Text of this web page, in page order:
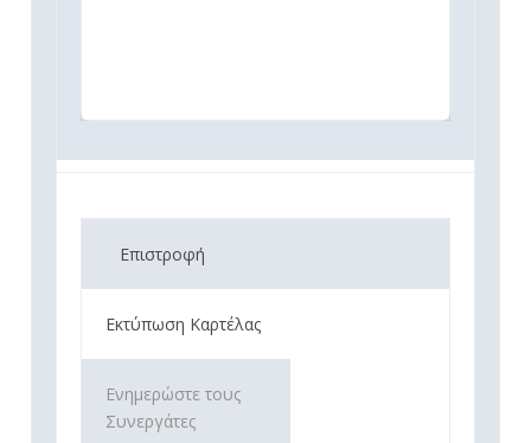
Επιστροφή
Εκτύπωση Καρτέλας
Ενημερώστε τους
Συνεργάτες